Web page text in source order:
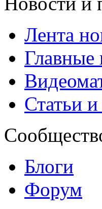
Лента
Главные
Статьи
Блоги
Форум